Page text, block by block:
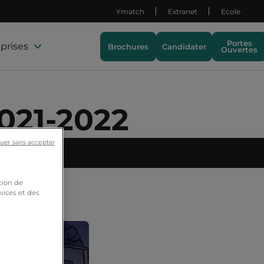
Ymatch Extranet Ecole
Brochures Candidater Portes
Ouvertes
2022
de
et des
sans accepter